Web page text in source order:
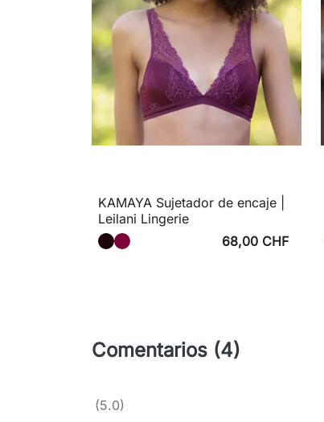
KAMAYA Sujetador de encaje |
Leilani Lingerie
68,00 CHF
Comentarios (4)
(5.0)